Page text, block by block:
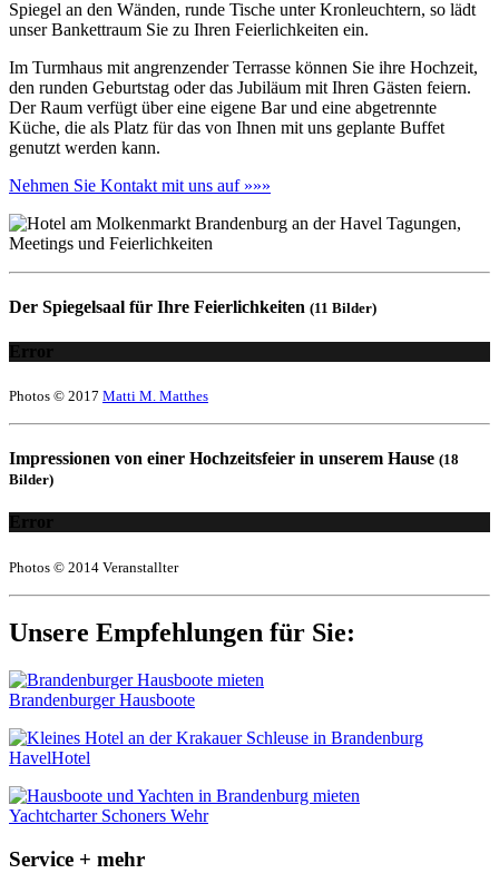
Spiegel an den Wänden, runde Tische unter Kronleuchtern, so lädt
unser Bankettraum Sie zu Ihren Feierlichkeiten ein.
Im Turmhaus mit angrenzender Terrasse können Sie ihre Hochzeit,
den runden Geburtstag oder das Jubiläum mit Ihren Gästen feiern.
Der Raum verfügt über eine eigene Bar und eine abgetrennte
Küche, die als Platz für das von Ihnen mit uns geplante Buffet
genutzt werden kann.
Nehmen Sie Kontakt mit uns auf »»»
Der Spiegelsaal für Ihre Feierlichkeiten (11 Bilder)
Error
Photos © 2017 Matti M. Matthes
Impressionen von einer Hochzeitsfeier in unserem Hause (18
Bilder)
Error
Photos © 2014 Veranstallter
Unsere Empfehlungen für Sie:
Brandenburger Hausboote
HavelHotel
Yachtcharter Schoners Wehr
Service + mehr